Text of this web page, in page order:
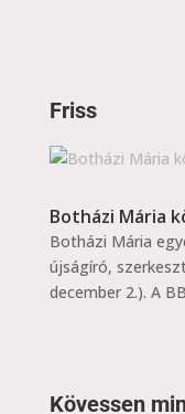
Friss
Botházi Mária
Botházi Mária
újságíró,
december 2.). A
Kövessen